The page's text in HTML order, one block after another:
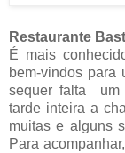
Restaurante
É mais
bem-vindos
sequer falta um
tarde inteira a
muitas e alguns
Para